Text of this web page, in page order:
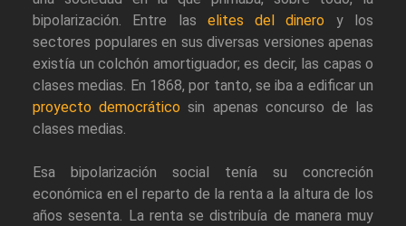
bipolarización. Entre las elites del dinero y los
sectores populares en sus diversas versiones apenas
existía un colchón amortiguador; es decir, las capas o
clases medias. En 1868, por tanto, se iba a edificar un
proyecto democrático sin apenas concurso de las
clases medias.
Esa bipolarización social tenía su concreción
económica en el reparto de la renta a la altura de los
años sesenta. La renta se distribuía de manera muy